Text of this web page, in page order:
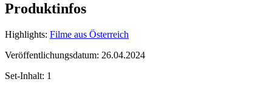
Produktinfos
Highlights: Filme aus Österreich
Veröffentlichungsdatum: 26.04.2024
Set-Inhalt: 1